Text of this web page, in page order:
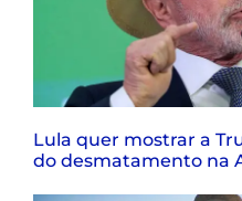
Lula quer mostrar a
do desmatamento na